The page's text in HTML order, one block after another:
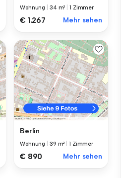
Wohnung 34 m² |1 Zimmer
€ 1.267 Mehr sehen
Berlin
Wohnung 39 m² |1 Zimmer
€ 890 Mehr sehen